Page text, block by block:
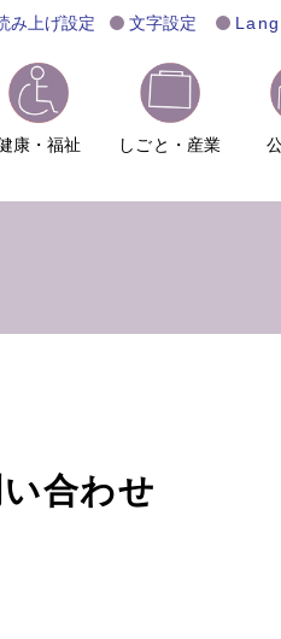
み上げ設定 文字設定
康・福祉 しごと・産業
合わせ